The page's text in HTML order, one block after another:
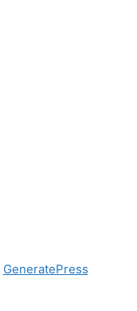
GeneratePress